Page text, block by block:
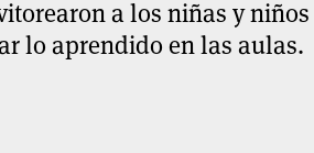
a los niñas y niños
lo aprendido en las aulas.